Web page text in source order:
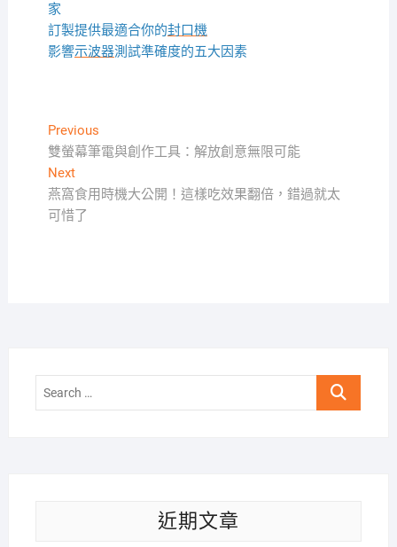
家
訂製提供最適合你的封口機
影響示波器測試準確度的五大因素
文
章
導
覽
PreviousPrevious
post:
雙螢幕筆電與創作工具：解放創意無限可能
NextNext
post:
燕窩食用時機大公開！這樣吃效果翻倍，錯過就太
可惜了
Search
近期文章